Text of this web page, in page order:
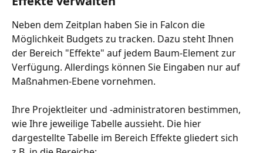
Neben dem Zeitplan haben Sie in Falcon die
Möglichkeit Budgets zu tracken. Dazu steht Ihnen
der Bereich "Effekte" auf jedem Baum-Element zur
Verfügung. Allerdings können Sie Eingaben nur auf
Maßnahmen-Ebene vornehmen.
Ihre Projektleiter und -administratoren bestimmen,
wie Ihre jeweilige Tabelle aussieht. Die hier
dargestellte Tabelle im Bereich Effekte gliedert sich